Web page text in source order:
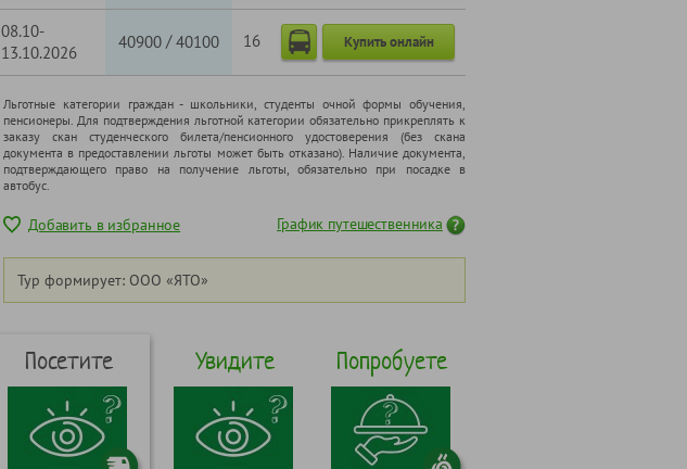
08.10-
13.10.2026
40900 /40100 16 Купить онлайн
Льготные категории граждан - школьники, cтуденты очной формы обучения,
пенсионеры. Для подтверждения льготной категории обязательно прикреплять к
заказу скан студенческого билета/пенсионного удостоверения (без скана
документа в предоставлении льготы может быть отказано). Наличие документа,
подтверждающего право на получение льготы, обязательно при посадке в
автобус.
Добавить в избранное График путешественника
Тур формирует: ООО «ЯТО»
Посетите Увидите Попробуете